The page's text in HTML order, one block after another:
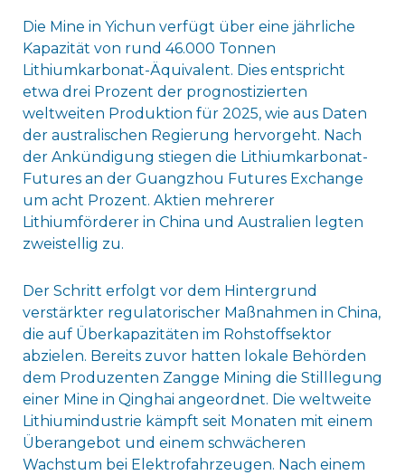
Die Mine in Yichun verfügt über eine jährliche
Kapazität von rund 46.000 Tonnen
Lithiumkarbonat-Äquivalent. Dies entspricht
etwa drei Prozent der prognostizierten
weltweiten Produktion für 2025, wie aus Daten
der australischen Regierung hervorgeht. Nach
der Ankündigung stiegen die Lithiumkarbonat-
Futures an der Guangzhou Futures Exchange
um acht Prozent. Aktien mehrerer
Lithiumförderer in China und Australien legten
zweistellig zu.
Der Schritt erfolgt vor dem Hintergrund
verstärkter regulatorischer Maßnahmen in China,
die auf Überkapazitäten im Rohstoffsektor
abzielen. Bereits zuvor hatten lokale Behörden
dem Produzenten Zangge Mining die Stilllegung
einer Mine in Qinghai angeordnet. Die weltweite
Lithiumindustrie kämpft seit Monaten mit einem
Überangebot und einem schwächeren
Wachstum bei Elektrofahrzeugen. Nach einem